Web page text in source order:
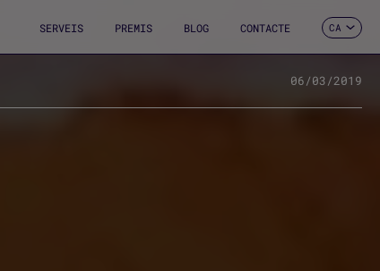
SERVEIS PREMIS BLOG CONTACTE CA
FR
IT
06/03/2019